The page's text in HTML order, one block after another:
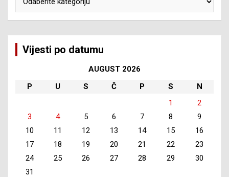
Vijesti po datumu
AUGUST 2026
P
U S Č P S
N
1
2
3
4 5 6 7 8
9
10
11 12 13 14 15
16
17
18 19 20 21 22
23
24
25 26 27 28 29
30
31